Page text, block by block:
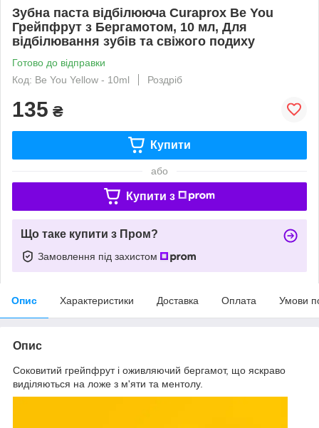
Зубна паста відбілююча Curaprox Be You
Грейпфрут з Бергамотом, 10 мл, Для
відбілювання зубів та свіжого подиху
Готово до відправки
Код: Be You Yellow - 10ml
Роздріб
135 ₴
Купити
або
Купити з
Що таке купити з Пром?
Замовлення під захистом
Опис Характеристики Доставка Оплата Умови
Опис
Соковитий грейпфрут і оживляючий бергамот, що яскраво
виділяються на ложе з м'яти та ментолу.